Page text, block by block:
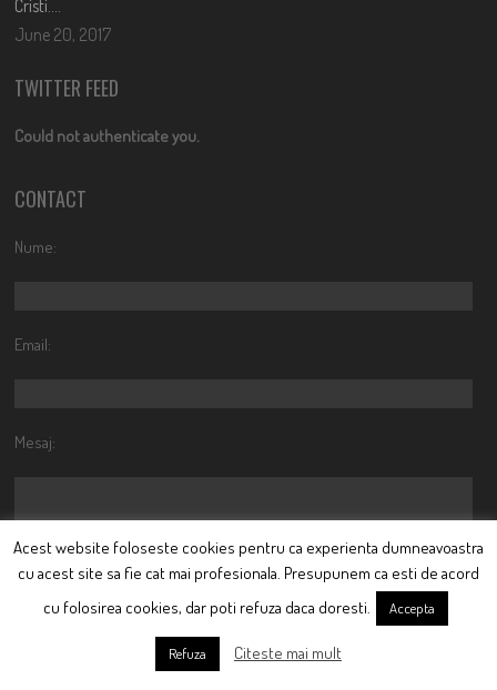
Cristi….
June 20, 2017
TWITTER FEED
Could not authenticate you.
CONTACT
Nume:
Email:
Mesaj:
Sunt de acord cu prelucrarea datelor mele personale, in
conformitate cu legislatia aferenta in vigoare
Acest website foloseste cookies pentru ca experienta dumneavoastra
cu acest site sa fie cat mai profesionala. Presupunem ca esti de acord
cu folosirea cookies, dar poti refuza daca doresti.
Accepta
Refuza Citeste mai mult